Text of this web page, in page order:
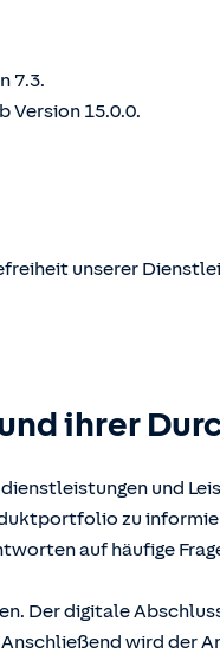
7.3.
Version 15.0.0.
unserer
ihrer
und
zu
auf häufige
Der digitale
wird der